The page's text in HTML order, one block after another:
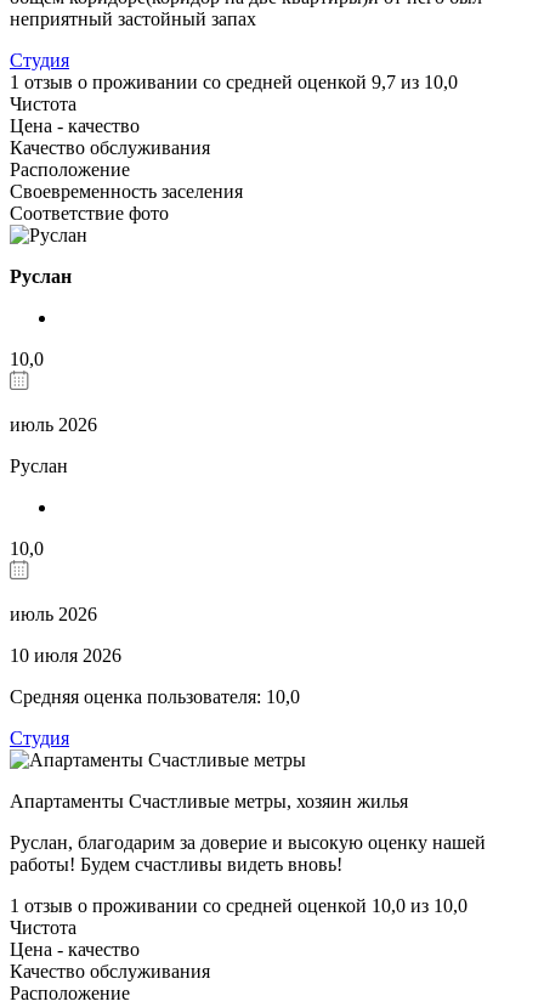
неприятный застойный запах
Студия
1 отзыв о проживании со средней оценкой 9,7 из 10,0
Чистота
Цена - качество
Качество обслуживания
Расположение
Своевременность заселения
Соответствие фото
Руслан
10,0
июль 2026
Руслан
10,0
июль 2026
10 июля 2026
Средняя оценка пользователя: 10,0
Студия
Aпартаменты Счастливые метры, хозяин жилья
Руслан, благодарим за доверие и высокую оценку нашей
работы! Будем счастливы видеть вновь!
1 отзыв о проживании со средней оценкой 10,0 из 10,0
Чистота
Цена - качество
Качество обслуживания
Расположение